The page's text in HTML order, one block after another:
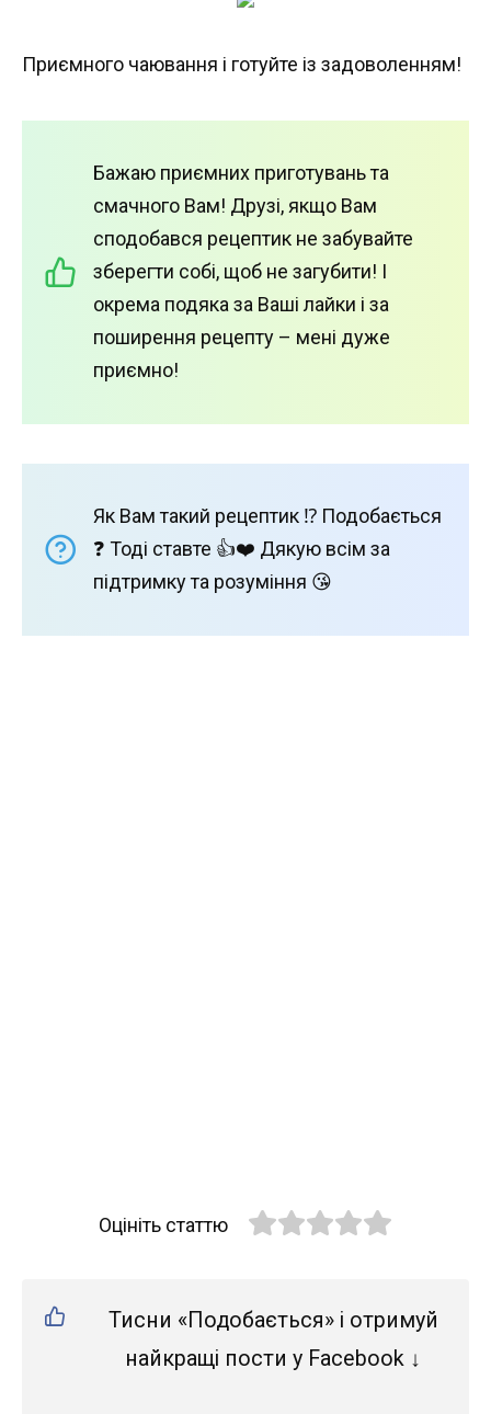
Приємного чаювання і готуйте із задоволенням!
Бажаю приємних приготувань та
смачного Вам! Друзі, якщо Вам
сподобався рецептик не забувайте
зберегти собі, щоб не загубити! І
окрема подяка за Ваші лайки і за
поширення рецепту – мені дуже
приємно!
Як Вам такий рецептик ⁉️ Подобається
❓ Тоді ставте 👍❤️ Дякую всім за
підтримку та розуміння 😘
Оцініть статтю
Тисни «Подобається» і отримуй
найкращі пости у Facebook ↓